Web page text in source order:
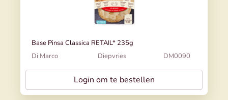
Base Pinsa Classica RETAIL* 235g
Di Marco
Diepvries DM0090
Login om te bestellen